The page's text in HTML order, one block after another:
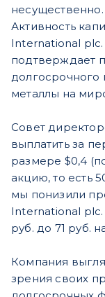
несущественно.
Активность
International plc.
подтверждает
долгосрочного
металлы на
Совет
выплатить за
размере $0,4
акцию, то есть
мы понизили
International plc.
руб. до 71 руб.
Компания
зрения своих